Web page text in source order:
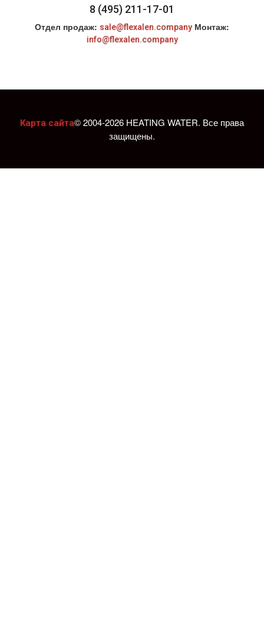
8 (495) 211-17-01
Отдел продаж: sale@flexalen.company Монтаж:
info@flexalen.company
Карта сайта© 2004-2026 HEATING WATER. Все права
защищены.